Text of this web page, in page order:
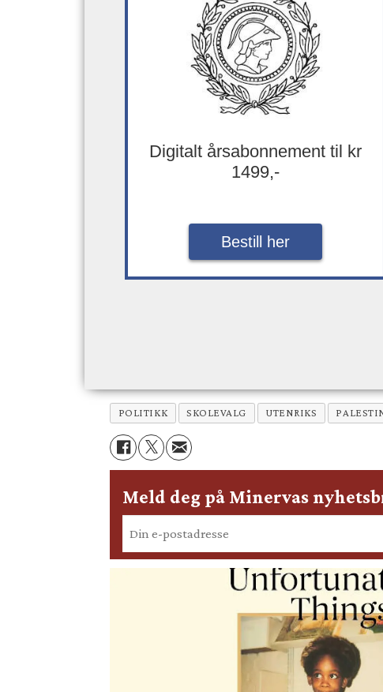
Digitalt årsabonnement til kr
1499,-
Bestill her
POLITIKK SKOLEVALG UTENRIKS
Meld deg på Minervas